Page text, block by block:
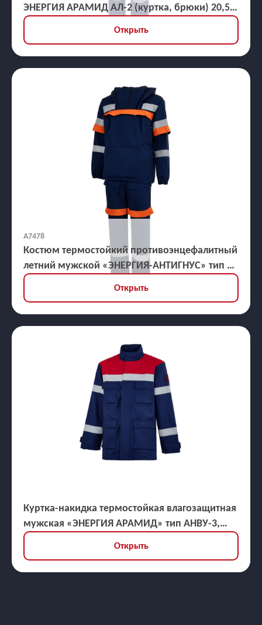
ЭНЕРГИЯ АРАМИД АЛ-2 (куртка, брюки) 20,5
кал/кв.см
Открыть
А7478
Костюм термостойкий противоэнцефалитный
летний мужской «ЭНЕРГИЯ-АНТИГНУС» тип Б
(куртка, брюки), ЗЭТВ 38,2 кал/кв.см
Открыть
Куртка-накидка термостойкая влагозащитная
мужская «ЭНЕРГИЯ АРАМИД» тип АНВУ-3,
ЗЭТВ 30,9 кал/кв.см
Открыть